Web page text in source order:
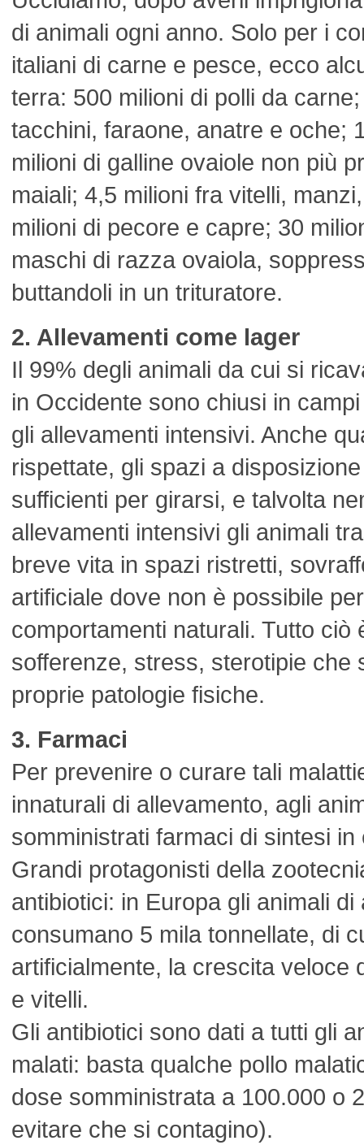
di animali ogni anno. Solo per i
italiani di carne e pesce, ecco
terra: 500 milioni di polli da
tacchini, faraone, anatre e oche;
milioni di galline ovaiole non più
maiali; 4,5 milioni fra vitelli,
milioni di pecore e capre; 30
maschi di razza ovaiola,
buttandoli in un trituratore.
2. Allevamenti come lager
Il 99% degli animali da cui si
in Occidente sono chiusi in
gli allevamenti intensivi. Anche
rispettate, gli spazi a
sufficienti per girarsi, e talvolta
allevamenti intensivi gli animali
breve vita in spazi ristretti,
artificiale dove non è possibile
comportamenti naturali. Tutto ciò
sofferenze, stress, sterotipie che
proprie patologie fisiche.
3. Farmaci
Per prevenire o curare tali
innaturali di allevamento, agli
somministrati farmaci di sintesi in
Grandi protagonisti della
antibiotici: in Europa gli animali di
consumano 5 mila tonnellate, di
artificialmente, la crescita veloce
e vitelli.
Gli antibiotici sono dati a tutti gli
malati: basta qualche pollo
dose somministrata a 100.000 o
evitare che si contagino).